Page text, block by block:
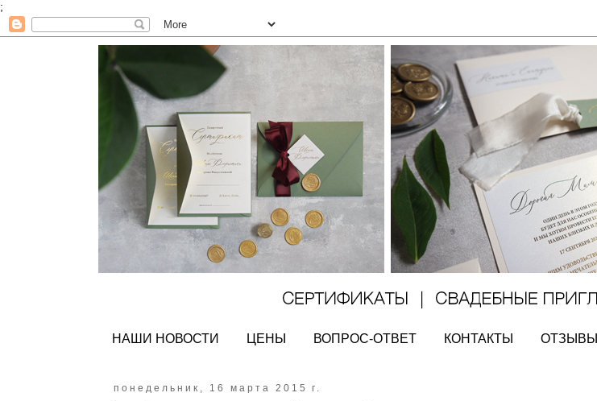
;
НАШИ НОВОСТИ ЦЕНЫ ВОПРОС-ОТВЕТ КОНТАКТЫ ОТЗЫВЫ
понедельник, 16 марта 2015 г.